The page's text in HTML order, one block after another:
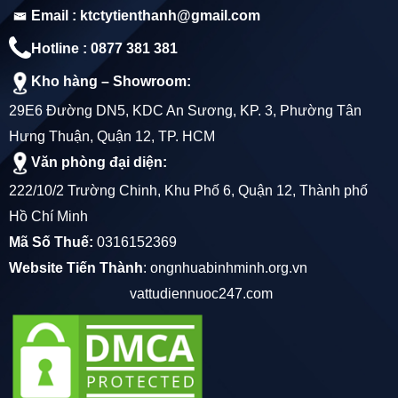
ỐNG NHỰA PVC 27 QUỐC TRUNG
ỐNG NHỰA PVC 34 QUỐC TRUNG
ỐNG NHỰA PVC 42 QUỐC TRUNG
ỐNG NHỰA PVC 49 QUỐC TRUNG
ỐNG NHỰA PVC 60 QUỐC TRUNG
ỐNG NHỰA PVC 76 QUỐC TRUNG
ỐNG NHỰA PVC 114 QUỐC TRUNG
ỐNG NHỰA PVC 130 QUỐC TRUNG
Email : ktctytienthanh@gmail.com
Hotline : 0877 381 381
Kho hàng – Showroom:
29E6 Đường DN5, KDC An Sương, KP. 3, Phường Tân
Hưng Thuận, Quận 12, TP. HCM
Văn phòng đại diện:
222/10/2 Trường Chinh, Khu Phố 6, Quận 12, Thành phố
Hồ Chí Minh
Mã Số Thuế: 0316152369
Website Tiến Thành: ongnhuabinhminh.org.vn
vattudiennuoc247.com